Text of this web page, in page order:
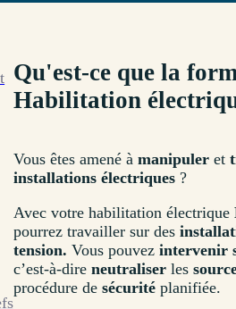
Qu'est-ce que la
Habilitation
Vous êtes amené à manipuler et
installations électriques ?
Avec votre habilitation électrique
pourrez travailler sur des
tension. Vous pouvez intervenir
c’est-à-dire neutraliser les
procédure de sécurité planifiée.